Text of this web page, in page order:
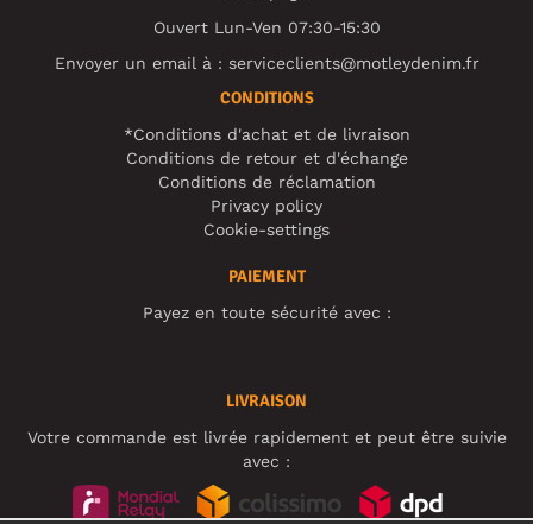
Ouvert Lun-Ven 07:30-15:30
Envoyer un email à : serviceclients@motleydenim.fr
CONDITIONS
*Conditions d'achat et de livraison
Conditions de retour et d'échange
Conditions de réclamation
Privacy policy
Cookie-settings
PAIEMENT
Payez en toute sécurité avec :
LIVRAISON
Votre commande est livrée rapidement et peut être suivie
avec :